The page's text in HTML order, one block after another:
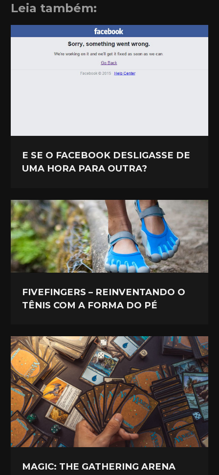
Leia também:
E SE O FACEBOOK DESLIGASSE DE
UMA HORA PARA OUTRA?
FIVEFINGERS – REINVENTANDO O
TÊNIS COM A FORMA DO PÉ
MAGIC: THE GATHERING ARENA